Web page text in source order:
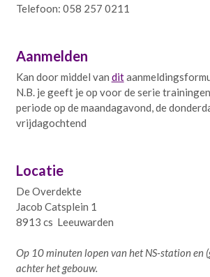
Telefoon: 058 257 0211
Aanmelden
Kan door middel van dit
N.B. je geeft je op voor de serie
periode op de maandagavond, de
vrijdagochtend
Locatie
De Overdekte
Jacob Catsplein 1
8913 cs Leeuwarden
Op 10 minuten lopen van het NS-station en
achter het gebouw.